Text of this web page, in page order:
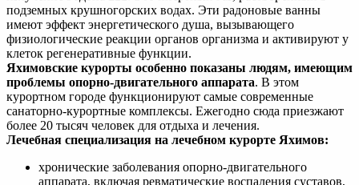
подземных крушногорских водах. Эти радоновые ванны
имеют эффект энергетического душа, вызывающего
физиологические реакции органов организма и активируют у
клеток регенеративные функции.
Яхимовские курорты особенно показаны людям, имеющим
проблемы опорно-двигательного аппарата. В этом
курортном городе функционируют самые современные
санаторно-курортные комплексы. Ежегодно сюда приезжают
более 20 тысяч человек для отдыха и лечения.
Лечебная специализация на лечебном курорте Яхимов:
хронические заболевания опорно-двигательного
аппарата, включая ревматические воспаления суставов,